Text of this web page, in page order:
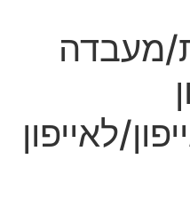
מעבדה
לאייפון